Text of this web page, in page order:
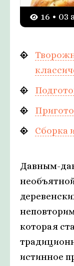
16 • 03
Сборка
Давным-
которая
истинное